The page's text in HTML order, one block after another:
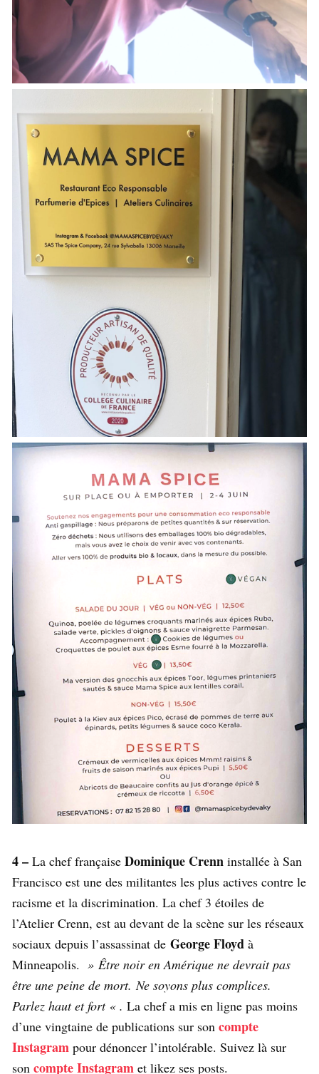
4 – La chef française Dominique Crenn installée à San
Francisco est une des militantes les plus actives contre le
racisme et la discrimination. La chef 3 étoiles de
l’Atelier Crenn, est au devant de la scène sur les réseaux
sociaux depuis l’assassinat de George Floyd à
Minneapolis. » Être noir en Amérique ne devrait pas
être une peine de mort. Ne soyons plus complices.
Parlez haut et fort « . La chef a mis en ligne pas moins
d’une vingtaine de publications sur son compte
Instagram pour dénoncer l’intolérable. Suivez là sur
son compte Instagram et likez ses posts.